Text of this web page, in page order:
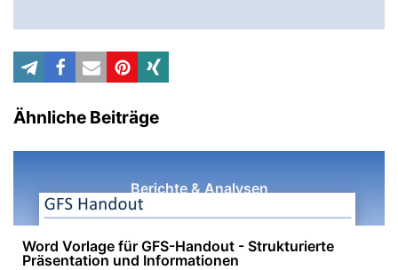
Ähnliche Beiträge
Berichte & Analysen
Word Vorlage für GFS-Handout - Strukturierte
Präsentation und Informationen